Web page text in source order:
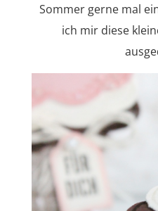
Sommer gerne mal
ich mir diese